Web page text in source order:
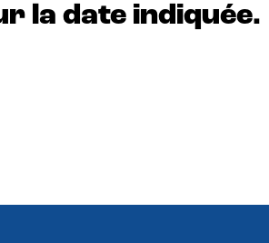
la date indiquée.